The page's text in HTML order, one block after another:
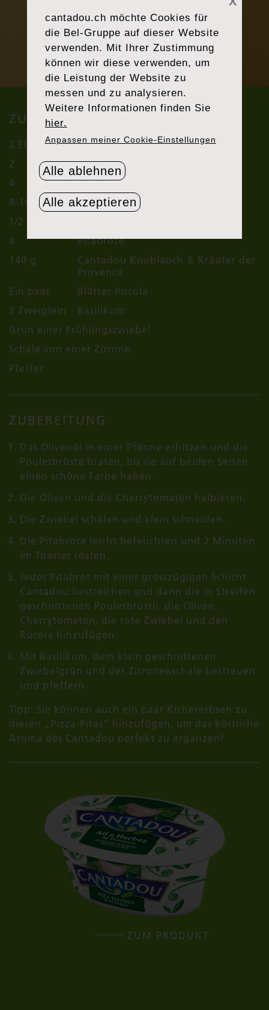
ZUTATEN (4 PERSONEN)
2 EL
Olivenöl
2
Pouletbrüstli
4
Kalamata-Oliven
8-10
Cherrytomaten
1/2
4
Pitabrote
140 g
Cantadou Knoblauch & Kräuter der
Provence
Ein paar
Blätter Rucola
2 Zweiglein
Basilikum
Grün einer Frühlingszwiebel
Schale von einer Zitrone
Pfeffer
ZUBEREITUNG
Das Olivenöl in einer Pfanne erhitzen und die
Pouletbrüste braten, bis sie auf beiden Seiten
einen schöne Farbe haben.
Die Oliven und die Cherrytomaten halbieren.
Die Zwiebel schälen und klein schneiden.
Die Pitabrote leicht befeuchten und 2 Minuten
im Toaster rösten.
Jedes Pitabrot mit einer grosszügigen Schicht
Cantadou bestreichen und dann die in Streifen
geschnittenen Pouletbrüstli, die Oliven,
Cherrytomaten, die rote Zwiebel und den
Rucola hinzufügen.
Mit Basilikum, dem klein geschnittenen
Zwiebelgrün und der Zitronenschale bestreuen
und pfeffern.
Tipp: Sie können auch ein paar Kichererbsen zu
diesen „Pizza-Pitas“ hinzufügen, um das köstliche
Aroma des Cantadou perfekt zu ergänzen!
ZUM PRODUKT
cantadou.ch möchte Cookies für
die Bel-Gruppe auf dieser Website
verwenden. Mit Ihrer Zustimmung
können wir diese verwenden, um
die Leistung der Website zu
messen und zu analysieren.
Weitere Informationen finden Sie
hier.
Anpassen meiner Cookie-Einstellungen
Alle ablehnen
Alle akzeptieren